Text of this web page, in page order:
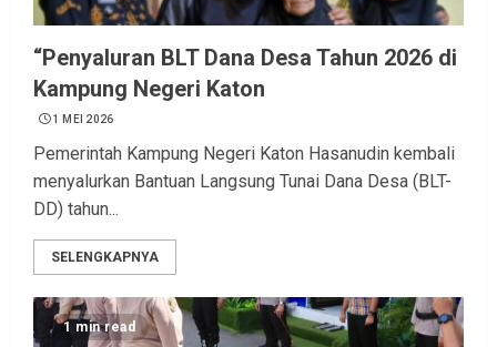
“Penyaluran BLT Dana Desa Tahun 2026 di
Kampung Negeri Katon
1 MEI 2026
Pemerintah Kampung Negeri Katon Hasanudin kembali
menyalurkan Bantuan Langsung Tunai Dana Desa (BLT-
DD) tahun...
SELENGKAPNYA
1 min read